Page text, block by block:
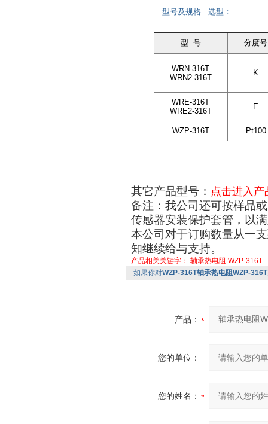
型号及规格 选型：
型 号 分度号
WRN-316T
WRN2-316T
K
WRE-316T
WRE2-316T
E
WZP-316T Pt100
其它产品型号： 点击进入产
备注：我公司还可按样品
传感器安装保护套管，以
本公司对于订购数量从一
知继续给与支持。
产品相关关键字： 轴承热电阻 WZP-316T
如果你对WZP-316T轴承热电阻WZP-316T
产品：
您的单位：
您的姓名：